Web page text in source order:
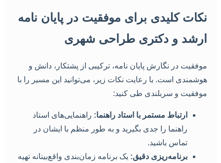
نکات کلیدی برای موفقیت در پایان نامه
ارشد و دکتری طراحی شهری
موفقیت در نگارش پایان نامه، ترکیبی از پشتکار، دانش و
هوشمندی است. با رعایت نکات زیر، می‌توانید این مسیر را با
موفقیت و سربلندی طی کنید:
ارتباط مستمر با استاد راهنما:راهنمایی‌های استاد
راهنما را جدی بگیرید و به طور منظم با ایشان در
تماس باشید.
برنامه‌ریزی دقیق:یک برنامه زمان‌بندی واقع‌بینانه تهیه